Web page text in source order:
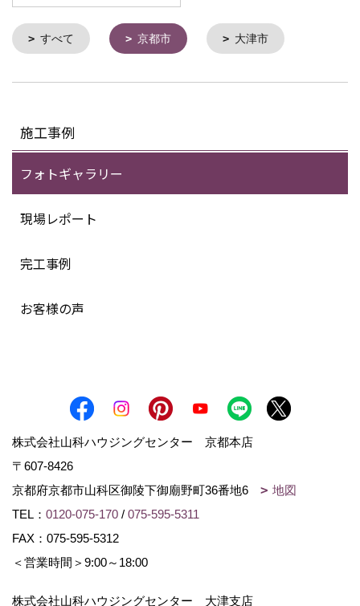
すべて 京都市 大津市
施工事例
フォトギャラリー
現場レポート
完工事例
お客様の声
株式会社山科ハウジングセンター 京都本店
〒607-8426
京都府京都市山科区御陵下御廟野町36番地6
地図
TEL： 0120-075-170 / 075-595-5311
FAX：075-595-5312
＜営業時間＞9:00～18:00
株式会社山科ハウジングセンター 大津支店